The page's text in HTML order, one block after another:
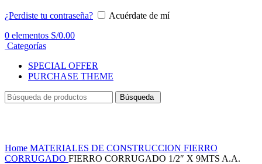
¿Perdiste tu contraseña?
Acuérdate de mí
0 elementos S/0.00
Categorías
SPECIAL OFFER
PURCHASE THEME
Búsqueda
Home MATERIALES DE CONSTRUCCION FIERRO
CORRUGADO FIERRO CORRUGADO 1/2″ X 9MTS A.A.